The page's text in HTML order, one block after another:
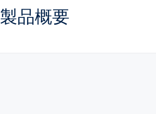
製品概要